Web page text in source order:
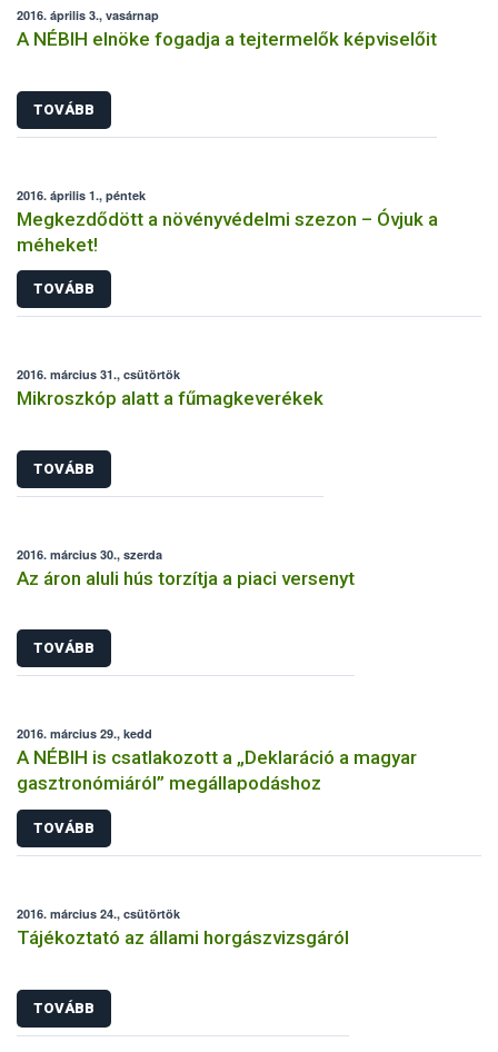
2016. április 3., vasárnap
A NÉBIH elnöke fogadja a tejtermelők képviselőit
TOVÁBB
2016. április 1., péntek
Megkezdődött a növényvédelmi szezon – Óvjuk a
méheket!
TOVÁBB
2016. március 31., csütörtök
Mikroszkóp alatt a fűmagkeverékek
TOVÁBB
2016. március 30., szerda
Az áron aluli hús torzítja a piaci versenyt
TOVÁBB
2016. március 29., kedd
A NÉBIH is csatlakozott a „Deklaráció a magyar
gasztronómiáról” megállapodáshoz
TOVÁBB
2016. március 24., csütörtök
Tájékoztató az állami horgászvizsgáról
TOVÁBB